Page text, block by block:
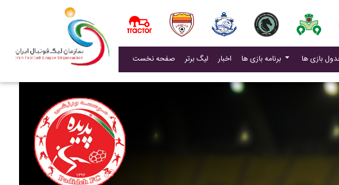
صفحه نخست لیگ برتر اخبار(current) برنامه بازی ها